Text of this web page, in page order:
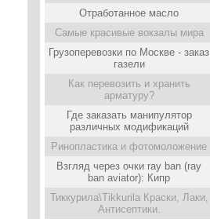
Отработанное масло
Самые красивые вокзалы мира
Грузоперевозки по Москве - заказ
газели
Как перевозить и хранить
арматуру?
Где заказать манипулятор
различных модификаций
Ринопластика и фотомоложение
Взгляд через очки ray ban (ray
ban aviator): Кипр
Тиккурила\Tikkurila Краски, Лаки,
Антисептики.